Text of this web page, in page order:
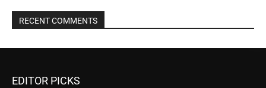
RECENT COMMENTS
EDITOR PICKS